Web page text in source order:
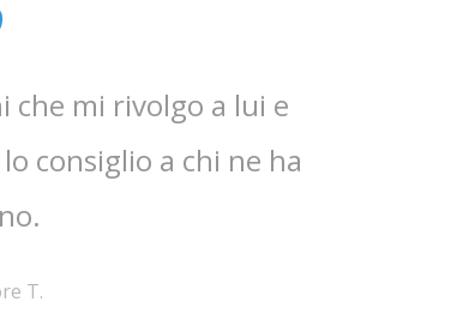
che mi rivolgo a lui e
consiglio a chi ne ha
T.